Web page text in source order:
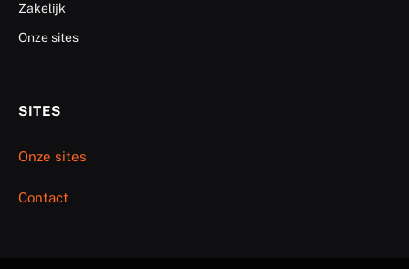
Zakelijk
Onze sites
SITES
Onze sites
Contact